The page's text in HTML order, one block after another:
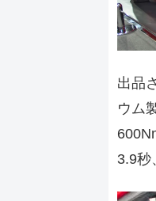
出品
ウム
3.9秒